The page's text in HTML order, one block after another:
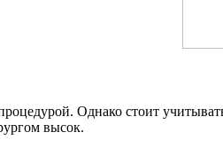
Однако стоит
высок.